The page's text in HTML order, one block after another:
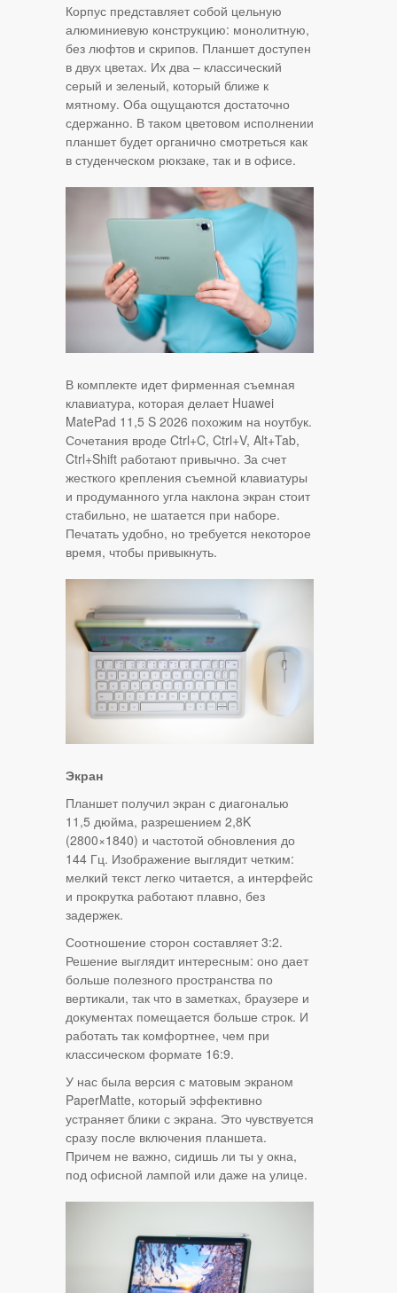
Корпус представляет собой цельную
алюминиевую конструкцию: монолитную,
без люфтов и скрипов. Планшет доступен
в двух цветах. Их два – классический
серый и зеленый, который ближе к
мятному. Оба ощущаются достаточно
сдержанно. В таком цветовом исполнении
планшет будет органично смотреться как
в студенческом рюкзаке, так и в офисе.
В комплекте идет фирменная съемная
клавиатура, которая делает Huawei
MatePad 11,5 S 2026 похожим на ноутбук.
Сочетания вроде Ctrl+C, Ctrl+V, Alt+Tab,
Ctrl+Shift работают привычно. За счет
жесткого крепления съемной клавиатуры
и продуманного угла наклона экран стоит
стабильно, не шатается при наборе.
Печатать удобно, но требуется некоторое
время, чтобы привыкнуть.
Экран
Планшет получил экран с диагональю
11,5 дюйма, разрешением 2,8K
(2800×1840) и частотой обновления до
144 Гц. Изображение выглядит четким:
мелкий текст легко читается, а интерфейс
и прокрутка работают плавно, без
задержек.
Соотношение сторон составляет 3:2.
Решение выглядит интересным: оно дает
больше полезного пространства по
вертикали, так что в заметках, браузере и
документах помещается больше строк. И
работать так комфортнее, чем при
классическом формате 16:9.
У нас была версия с матовым экраном
PaperMatte, который эффективно
устраняет блики с экрана. Это чувствуется
сразу после включения планшета.
Причем не важно, сидишь ли ты у окна,
под офисной лампой или даже на улице.